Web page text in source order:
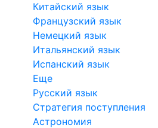
Китайский язык
Французский язык
Немецкий язык
Итальянский язык
Испанский язык
Еще
Русский язык
Стратегия поступления
Астрономия